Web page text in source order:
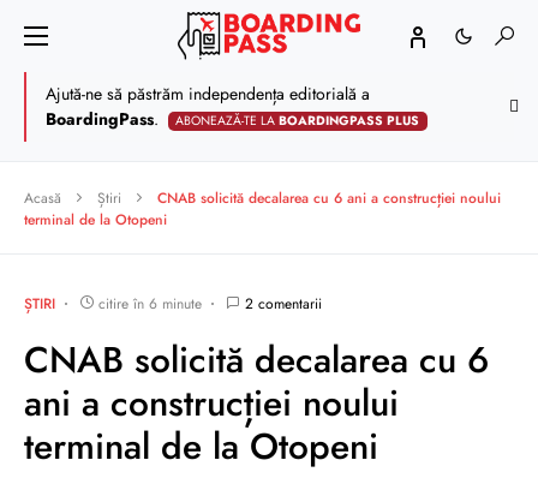
Ajută-ne să păstrăm independența editorială a
BoardingPass. ABONEAZĂ-TE LABOARDINGPASS PLUS
Acasă Știri
CNAB solicită decalarea cu 6 ani a construcției noului
terminal de la Otopeni
ȘTIRI citire în 6 minute 2 comentarii
CNAB solicită decalarea cu 6
ani a construcției noului
terminal de la Otopeni